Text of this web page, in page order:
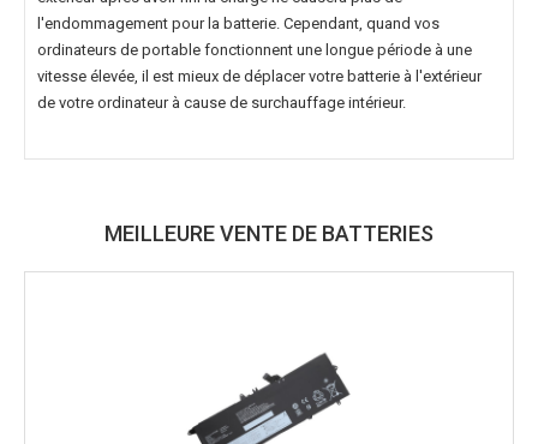
l'endommagement pour la batterie. Cependant, quand vos
ordinateurs de portable fonctionnent une longue période à une
vitesse élevée, il est mieux de déplacer votre batterie à l'extérieur
de votre ordinateur à cause de surchauffage intérieur.
MEILLEURE VENTE DE BATTERIES